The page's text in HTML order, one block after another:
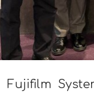
Fujifilm